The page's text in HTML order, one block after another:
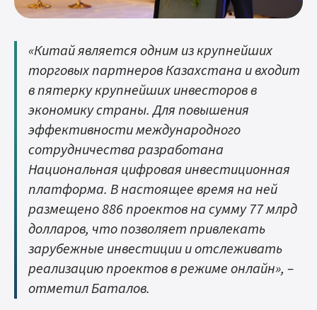
«Китай является одним из крупнейших
торговых партнеров Казахстана и входит
в пятерку крупнейших инвесторов в
экономику страны. Для повышения
эффективности международного
сотрудничества разработана
Национальная цифровая инвестиционная
платформа. В настоящее время на ней
размещено 886 проектов на сумму 77 млрд
долларов, что позволяет привлекать
зарубежные инвестиции и отслеживать
реализацию проектов в режиме онлайн», –
отметил Баталов.